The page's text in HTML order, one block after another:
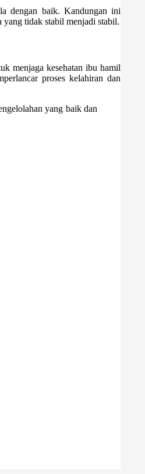
dengan baik. Kandungan ini
yang tidak stabil menjadi stabil.
menjaga kesehatan ibu hamil
proses kelahiran dan
yang baik dan